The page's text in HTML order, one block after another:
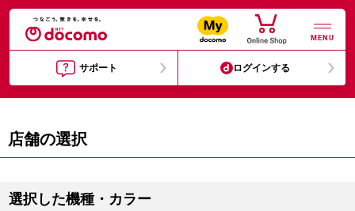
MENU
サポート ログインする
店舗の選択
選択した機種・カラー